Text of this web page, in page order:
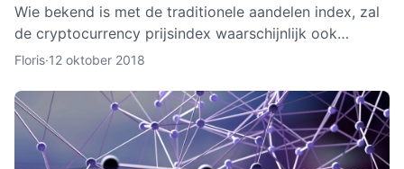
Wie bekend is met de traditionele aandelen index, zal
de cryptocurrency prijsindex waarschijnlijk ook
interessant vinden. In dit artikel behandelen we hoe
Floris·12 oktober 2018